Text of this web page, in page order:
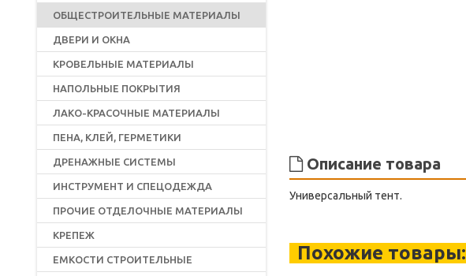
ОБЩЕСТРОИТЕЛЬНЫЕ МАТЕРИАЛЫ
ДВЕРИ И ОКНА
КРОВЕЛЬНЫЕ МАТЕРИАЛЫ
НАПОЛЬНЫЕ ПОКРЫТИЯ
ЛАКО-КРАСОЧНЫЕ МАТЕРИАЛЫ
ПЕНА, КЛЕЙ, ГЕРМЕТИКИ
ДРЕНАЖНЫЕ СИСТЕМЫ
ИНСТРУМЕНТ И СПЕЦОДЕЖДА
ПРОЧИЕ ОТДЕЛОЧНЫЕ МАТЕРИАЛЫ
КРЕПЕЖ
ЕМКОСТИ СТРОИТЕЛЬНЫЕ
Описание товара
Универсальный тент.
Похожие товары: